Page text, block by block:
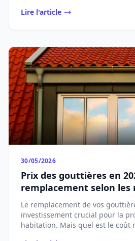
Lire l'article
30/05/2026
Prix des gouttières en
remplacement selon les
Le remplacement de vos
investissement crucial pour la
habitation. Mais quel est le coût